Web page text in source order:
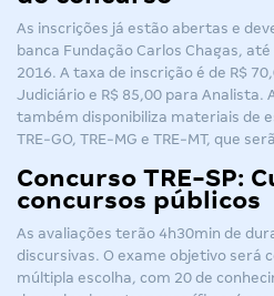
As inscrições já estão abertas e
banca Fundação Carlos Chagas,
2016. A taxa de inscrição é de R$
Judiciário e R$ 85,00 para Analista.
também disponibiliza materiais de
TRE-GO, TRE-MG e TRE-MT, que
Concurso TRE-SP:
concursos públicos
As avaliações terão 4h30min de
discursivas. O exame objetivo será
múltipla escolha, com 20 de